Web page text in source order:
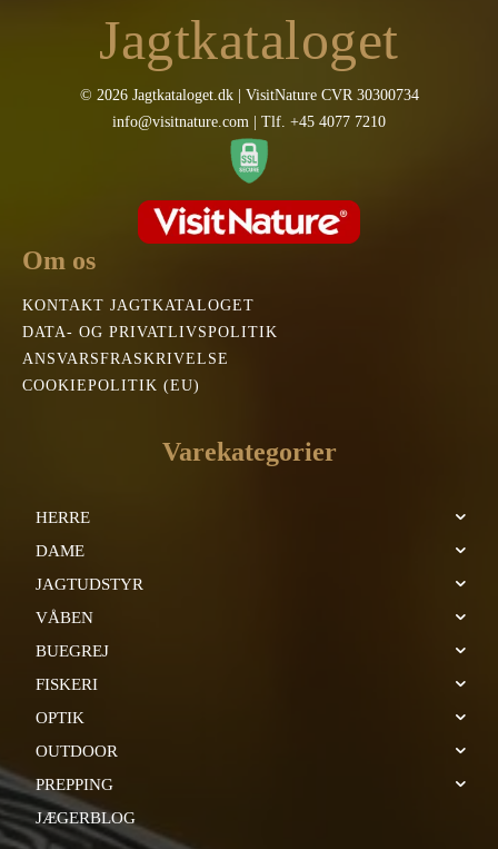
Jagtkataloget
© 2026 Jagtkataloget.dk | VisitNature CVR 30300734
info@visitnature.com | Tlf. +45 4077 7210
Om os
KONTAKT JAGTKATALOGET
DATA- OG PRIVATLIVSPOLITIK
ANSVARSFRASKRIVELSE
COOKIEPOLITIK (EU)
Varekategorier
HERRE
DAME
JAGTUDSTYR
VÅBEN
BUEGREJ
FISKERI
OPTIK
OUTDOOR
PREPPING
JÆGERBLOG